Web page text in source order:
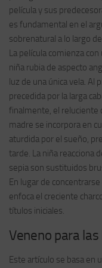
película y sus
es fundamental en el
sobrenatural a lo largo
La película comienza
niña rubia de aspecto
luz de una única vela. Al
precedida por la larga
finalmente, el reluciente
madre se incorpora en
aturdida por el sueño,
tarde. La niña reacciona
sepia son sustituidos
En lugar de
enfoca el creciente
títulos iniciales.
Veneno para
Este artículo se basa en